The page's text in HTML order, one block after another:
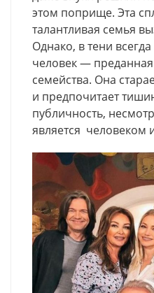
этом поприще. Эта
талантливая семья
Однако, в тени
человек —
семейства. Она
и предпочитает
публичность,
является человеком